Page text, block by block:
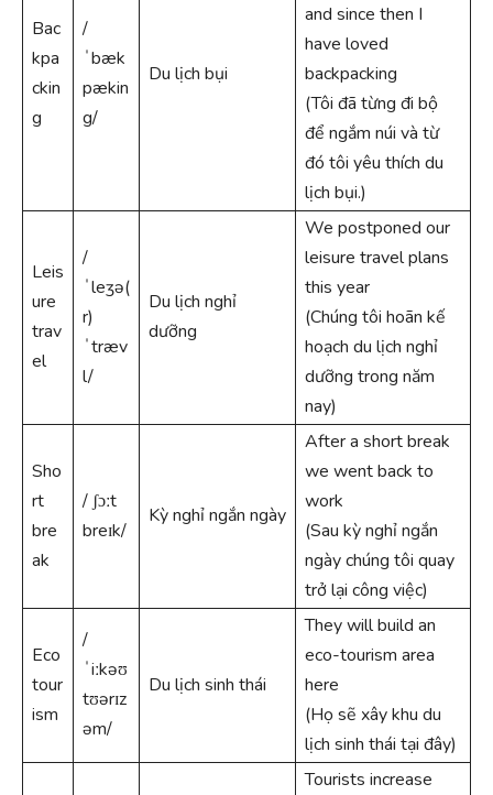
Bac
kpa
ckin
g
/
ˈbæk
pækin
g/
Du lịch bụi
and since then I
have loved
backpacking
(Tôi đã từng đi bộ
để ngắm núi và từ
đó tôi yêu thích du
lịch bụi.)
Leis
ure
trav
el
/
ˈleʒə(
r)
ˈtræv
l/
Du lịch nghỉ
dưỡng
We postponed our
leisure travel plans
this year
(Chúng tôi hoãn kế
hoạch du lịch nghỉ
dưỡng trong năm
nay)
Sho
rt
bre
ak
/ ʃɔːt
breɪk/
Kỳ nghỉ ngắn ngày
After a short break
we went back to
work
(Sau kỳ nghỉ ngắn
ngày chúng tôi quay
trở lại công việc)
Eco
tour
ism
/
ˈiːkəʊ
tʊərɪz
əm/
Du lịch sinh thái
They will build an
eco-tourism area
here
(Họ sẽ xây khu du
lịch sinh thái tại đây)
Tourists increase